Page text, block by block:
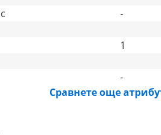
-
1
-
Сравнете още